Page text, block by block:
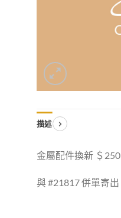
描述
金屬配件換新 ＄250
與 #21817 併單寄出